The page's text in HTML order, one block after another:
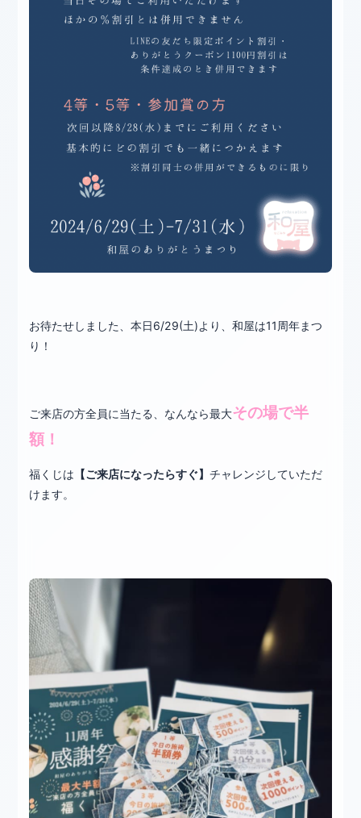
お待たせしました、本日6/29(土)より、和屋は11周年まつ
り！
ご来店の方全員に当たる、なんなら最大その場で半
額！
福くじは 【ご来店になったらすぐ】チャレンジしていただ
けます。